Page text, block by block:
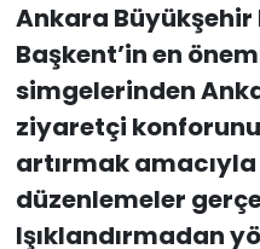
Ankara Büyükşehir
Başkent’in en
simgelerinden
ziyaretçi
artırmak
düzenlemeler
Işıklandırmadan